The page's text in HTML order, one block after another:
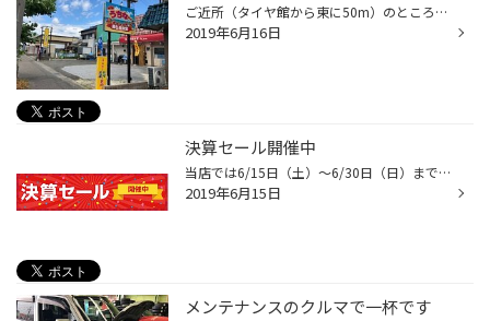
ご近所（タイヤ館から東に50m）のところに、沖縄家庭料理 うちな～さんで 何と！ ランチ時間にお弁当（ワンコイン５００円）をはじめたそうで、早速 色々と頼んでみました。 種類も多く、ローテーションにアキが来なくて、更にリーズナブル お近くに来た方は、是非ご利用してみては！！
2019年6月16日
決算セール開催中
当店では6/15日（土）～6/30日（日）まで年に一度の決算セールを開催いたします！旧モデル品や在庫見切り品は店頭在庫商品に限りさらにお買得に！㈱ブリヂストンより8/1から夏用、冬用タイヤが約3％値上がりする事も発表されましたのでこの機会をお見逃し無く！タイヤ専門店の当店がしっかり点検し...
2019年6月15日
メンテナンスのクルマで一杯です